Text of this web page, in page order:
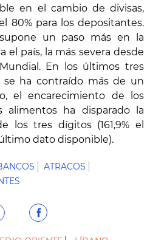
en el cambio de divisas,
80% para los depositantes.
un paso más en la
el país, la más severa desde
En los últimos tres
se ha contraído más de un
el encarecimiento de los
alimentos ha disparado la
los tres dígitos (161,9% el
dato disponible).
ATRACOS